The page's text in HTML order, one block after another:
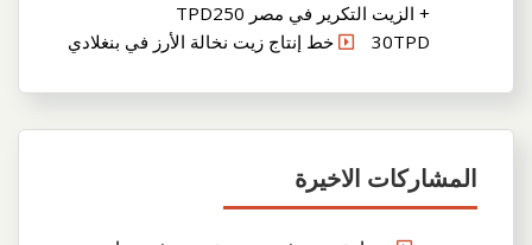
+ الزيت التكرير في مصر TPD250
30TPD خط إنتاج زيت نخالة الأرز في بنغلادي
المشاركات الاخيرة